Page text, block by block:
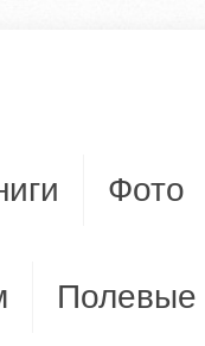
Фото
Полевые